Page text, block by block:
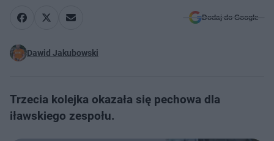
Dodaj do Google
Dawid Jakubowski
Trzecia kolejka okazała się pechowa dla
iławskiego zespołu.